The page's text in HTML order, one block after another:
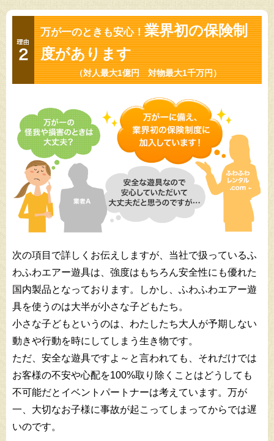
万が一のときも安心！業界初の保険制
度があります
（対人最大1億円 対物最大1千万円）
次の項目で詳しくお伝えしますが、当社で扱っているふ
わふわエアー遊具は、強度はもちろん安全性にも優れた
国内製品となっております。しかし、ふわふわエアー遊
具を使うのは大半が小さな子どもたち。
小さな子どもというのは、わたしたち大人が予期しない
動きや行動を時にしてしまう生き物です。
ただ、安全な遊具ですよ～と言われても、それだけでは
お客様の不安や心配を100%取り除くことはどうしても
不可能だとイベントパートナーは考えています。万が
一、大切なお子様に事故が起こってしまってからでは遅
いのです。